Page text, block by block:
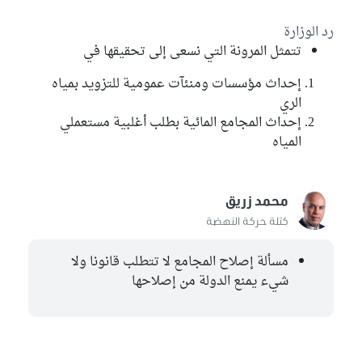
رد الوزارة
تتمثل المرونة التي نسعى إلى تحقيقها في
إحداث مؤسسات ومنئآت عمومية للتزويد بمياه
الري
إحداث المجامع المائية بطلب أغلبية مستعملي
المياه
محمد زريق
كتلة حركة النهضة
مسألة إصلاح المجامع لا تتطلب قانونا ولا
شيء يمنع الدولة من إصلاحها